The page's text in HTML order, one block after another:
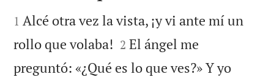


1 Alcé otra vez la vista, ¡y vi ante mí un
rollo que volaba! 

2 El ángel me
preguntó: «¿Qué es lo que ves?» Y yo